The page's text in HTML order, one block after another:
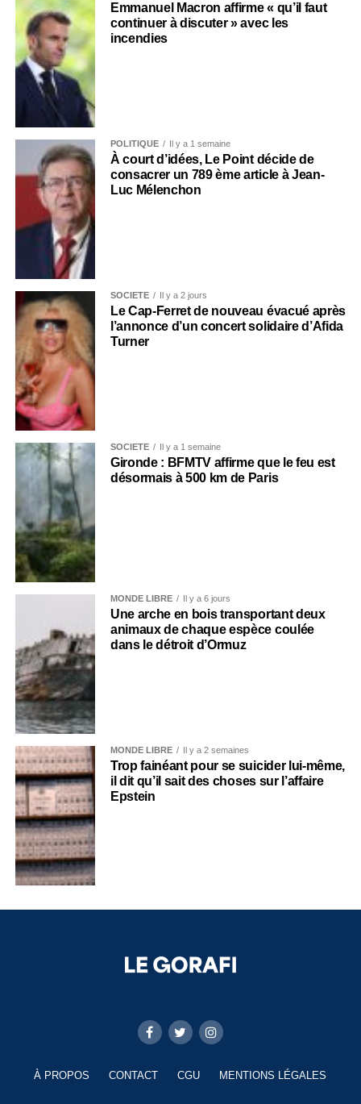
Emmanuel Macron affirme « qu’il faut
continuer à discuter » avec les
incendies
POLITIQUE Il y a 1 semaine
À court d’idées, Le Point décide de
consacrer un 789 ème article à Jean-
Luc Mélenchon
SOCIÉTÉ Il y a 2 jours
Le Cap-Ferret de nouveau évacué après
l’annonce d’un concert solidaire d’Afida
Turner
SOCIÉTÉ Il y a 1 semaine
Gironde : BFMTV affirme que le feu est
désormais à 500 km de Paris
MONDE LIBRE Il y a 6 jours
Une arche en bois transportant deux
animaux de chaque espèce coulée
dans le détroit d’Ormuz
MONDE LIBRE Il y a 2 semaines
Trop fainéant pour se suicider lui-même,
il dit qu’il sait des choses sur l’affaire
Epstein
À PROPOS CONTACT CGU MENTIONS LÉGALES